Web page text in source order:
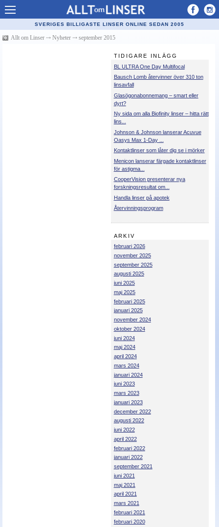
Allt om Linser
Billiga kontaktlinser
SVERIGES BILLIGASTE LINSER ONLINE SEDAN 2005
Allt om Linser ⤏ Nyheter ⤏ september 2015
TIDIGARE INLÄGG
BL ULTRA One Day Multifocal
Bausch Lomb återvinner över 310 ton
linsavfall
Glasögonabonnemang – smart eller
dyrt?
Ny sida om alla Biofinity linser – hitta rätt
lins...
Johnson & Johnson lanserar Acuvue
Oasys Max 1-Day ...
Kontaktlinser som låter dig se i mörker
Menicon lanserar färgade kontaktlinser
för astigma...
CooperVision presenterar nya
forskningsresultat om...
Handla linser på apotek
Återvinningsprogram
ARKIV
februari 2026
november 2025
september 2025
augusti 2025
juni 2025
maj 2025
februari 2025
januari 2025
november 2024
oktober 2024
juni 2024
maj 2024
april 2024
mars 2024
januari 2024
juni 2023
mars 2023
januari 2023
december 2022
augusti 2022
juni 2022
april 2022
februari 2022
januari 2022
september 2021
juni 2021
maj 2021
april 2021
mars 2021
februari 2021
februari 2020